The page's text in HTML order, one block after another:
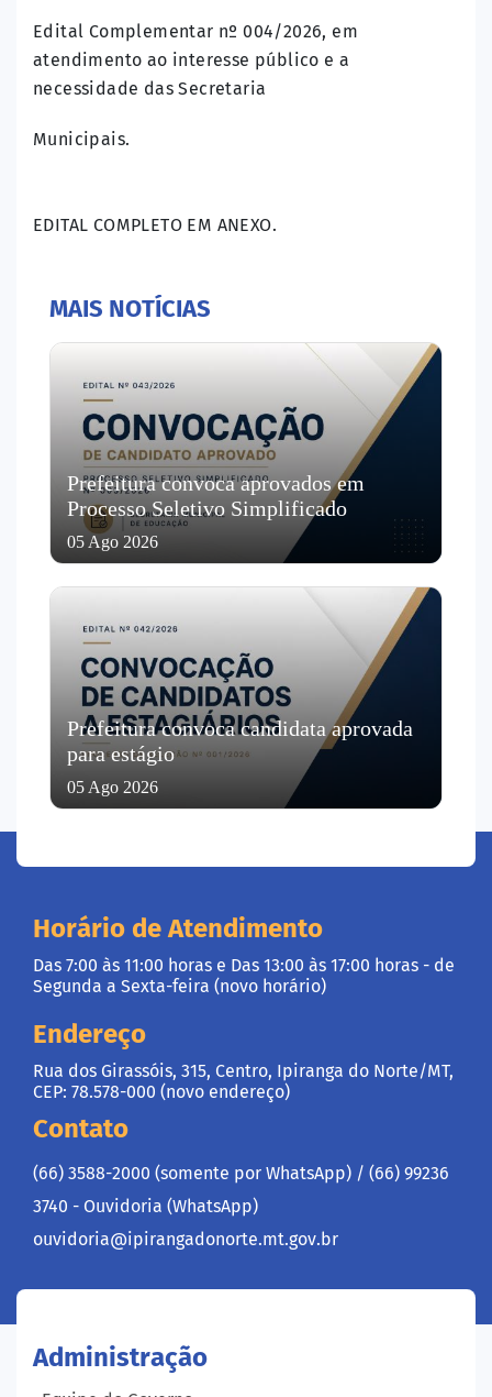
Edital Complementar nº 004/2026, em
atendimento ao interesse público e a
necessidade das Secretaria
Municipais.
EDITAL COMPLETO EM ANEXO.
MAIS NOTÍCIAS
Prefeitura convoca aprovados em
Processo Seletivo Simplificado
05 Ago 2026
Prefeitura convoca candidata aprovada
para estágio
05 Ago 2026
Horário de Atendimento
Das 7:00 às 11:00 horas e Das 13:00 às 17:00 horas - de
Segunda a Sexta-feira (novo horário)
Endereço
Rua dos Girassóis, 315, Centro, Ipiranga do Norte/MT,
CEP: 78.578-000 (novo endereço)
Contato
(66) 3588-2000 (somente por WhatsApp) / (66) 99236
3740 - Ouvidoria (WhatsApp)
ouvidoria@ipirangadonorte.mt.gov.br
Administração